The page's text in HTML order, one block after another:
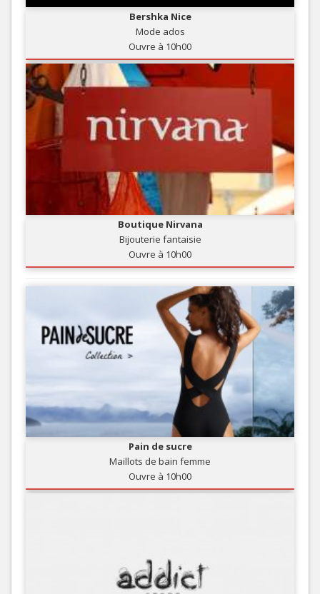
Bershka Nice
Mode ados
Ouvre à 10h00
Boutique Nirvana
Bijouterie fantaisie
Ouvre à 10h00
Pain de sucre
Maillots de bain femme
Ouvre à 10h00